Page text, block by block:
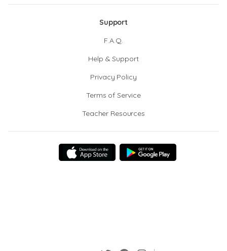
Support
F.A.Q.
Help & Support
Privacy Policy
Terms of Service
Teacher Resources